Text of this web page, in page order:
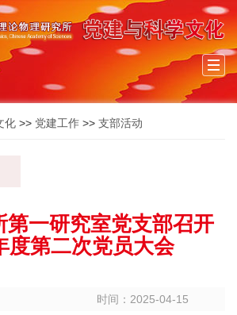
化 >> 党建工作 >> 支部活动
第一研究室党支部召开
度第二次党员大会
时间：2025-04-15